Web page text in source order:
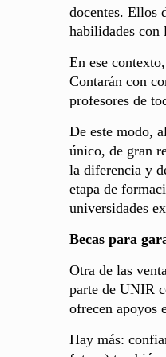
docentes. Ellos
habilidades con
En ese
Contarán con
profesores de
De este modo,
único, de gran
la diferencia y
etapa de
universidades
Becas para
Otra de las
parte de UNIR
ofrecen apoyos
Hay más: